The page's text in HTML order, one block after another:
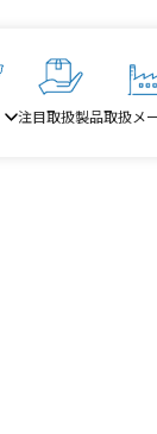
注目取扱製品取扱メ